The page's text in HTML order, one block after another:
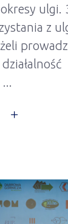
ulgi.
z